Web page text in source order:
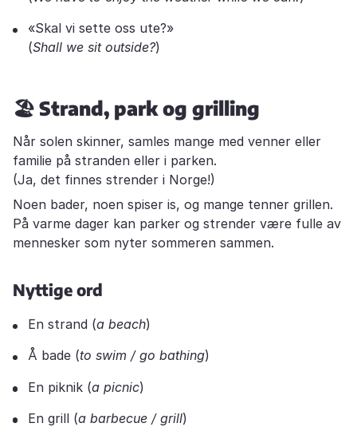
«Skal vi sette oss ute?»
(Shall we sit outside?)
🏖️ Strand, park og grilling
Når solen skinner, samles mange med venner eller
familie på stranden eller i parken.
(Ja, det finnes strender i Norge!)
Noen bader, noen spiser is, og mange tenner grillen.
På varme dager kan parker og strender være fulle av
mennesker som nyter sommeren sammen.
Nyttige ord
En strand (a beach)
Å bade (to swim / go bathing)
En piknik (a picnic)
En grill (a barbecue / grill)